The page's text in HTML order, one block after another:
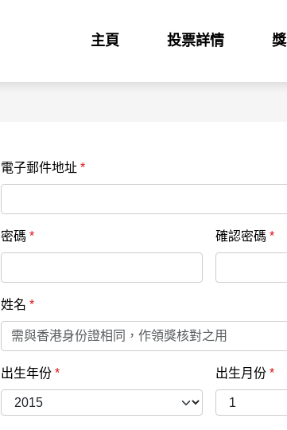
主頁 投票詳情
電子郵件地址 *
密碼 * 確認密碼 *
姓名 *
出生年份 * 出生月份 *